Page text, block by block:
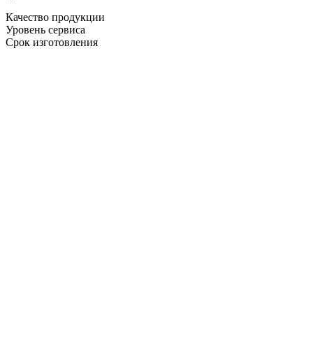
Качество продукции
Уровень сервиса
Срок изготовления